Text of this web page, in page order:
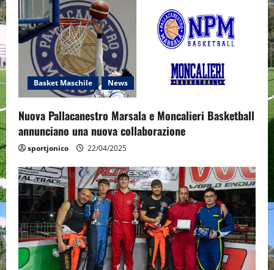
Basket Maschile News
Nuova Pallacanestro Marsala e Moncalieri Basketball
annunciano una nuova collaborazione
sportjonico 22/04/2025